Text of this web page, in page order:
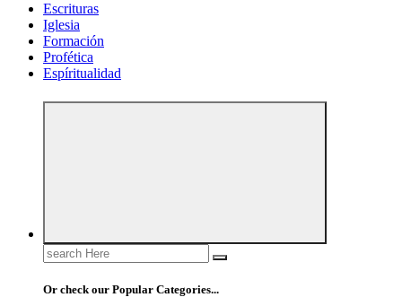
Escrituras
Iglesia
Formación
Profética
Espíritualidad
Search
for:
Or check our Popular Categories...